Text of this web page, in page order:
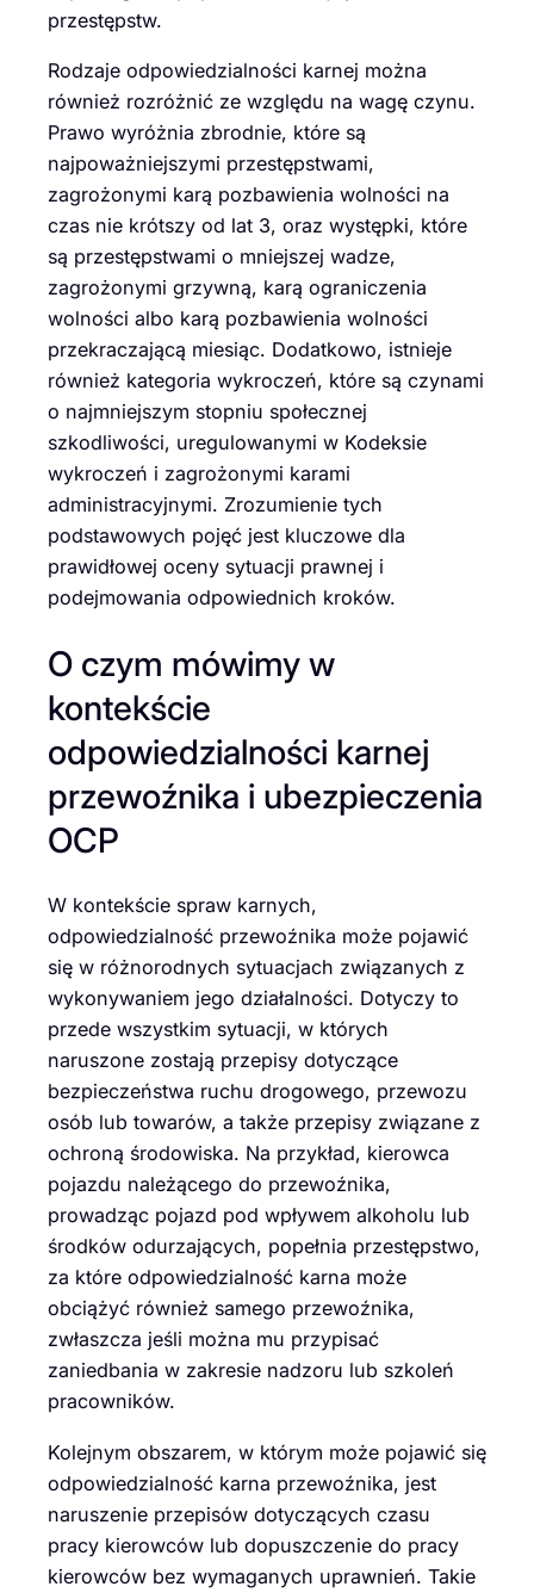
przestępstw.
Rodzaje odpowiedzialności karnej można
również rozróżnić ze względu na wagę czynu.
Prawo wyróżnia zbrodnie, które są
najpoważniejszymi przestępstwami,
zagrożonymi karą pozbawienia wolności na
czas nie krótszy od lat 3, oraz występki, które
są przestępstwami o mniejszej wadze,
zagrożonymi grzywną, karą ograniczenia
wolności albo karą pozbawienia wolności
przekraczającą miesiąc. Dodatkowo, istnieje
również kategoria wykroczeń, które są czynami
o najmniejszym stopniu społecznej
szkodliwości, uregulowanymi w Kodeksie
wykroczeń i zagrożonymi karami
administracyjnymi. Zrozumienie tych
podstawowych pojęć jest kluczowe dla
prawidłowej oceny sytuacji prawnej i
podejmowania odpowiednich kroków.
O czym mówimy w
kontekście
odpowiedzialności karnej
przewoźnika i ubezpieczenia
OCP
W kontekście spraw karnych,
odpowiedzialność przewoźnika może pojawić
się w różnorodnych sytuacjach związanych z
wykonywaniem jego działalności. Dotyczy to
przede wszystkim sytuacji, w których
naruszone zostają przepisy dotyczące
bezpieczeństwa ruchu drogowego, przewozu
osób lub towarów, a także przepisy związane z
ochroną środowiska. Na przykład, kierowca
pojazdu należącego do przewoźnika,
prowadząc pojazd pod wpływem alkoholu lub
środków odurzających, popełnia przestępstwo,
za które odpowiedzialność karna może
obciążyć również samego przewoźnika,
zwłaszcza jeśli można mu przypisać
zaniedbania w zakresie nadzoru lub szkoleń
pracowników.
Kolejnym obszarem, w którym może pojawić się
odpowiedzialność karna przewoźnika, jest
naruszenie przepisów dotyczących czasu
pracy kierowców lub dopuszczenie do pracy
kierowców bez wymaganych uprawnień. Takie